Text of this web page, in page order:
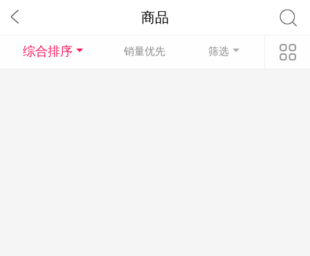
商品
综合排序 销量优先 筛选